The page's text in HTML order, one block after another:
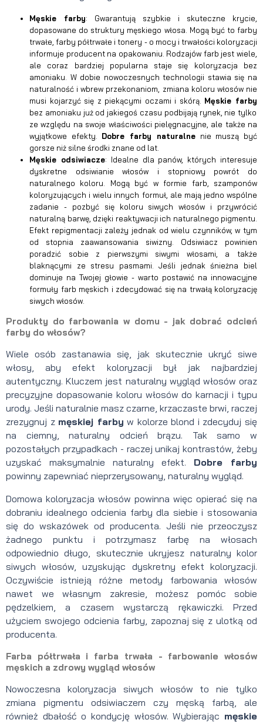
Męskie farby: Gwarantują szybkie i skuteczne krycie,
dopasowane do struktury męskiego włosa. Mogą być to farby
trwałe, farby półtrwałe i tonery - o mocy i trwałości koloryzacji
informuje producent na opakowaniu. Rodzajów farb jest wiele,
ale coraz bardziej popularna staje się koloryzacja bez
amoniaku. W dobie nowoczesnych technologii stawia się na
naturalność i wbrew przekonaniom, zmiana koloru włosów nie
musi kojarzyć się z piekącymi oczami i skórą. Męskie farby
bez amoniaku już od jakiegoś czasu podbijają rynek, nie tylko
ze względu na swoje właściwości pielęgnacyjne, ale także na
wyjątkowe efekty. Dobre farby naturalnenie muszą być
gorsze niż silne środki znane od lat.
Męskie odsiwiacze: Idealne dla panów, których interesuje
dyskretne odsiwianie włosów i stopniowy powrót do
naturalnego koloru. Mogą być w formie farb, szamponów
koloryzujących i wielu innych formuł, ale mają jedno wspólne
zadanie - pozbyć się koloru siwych włosów i przywrócić
naturalną barwę, dzięki reaktywacji ich naturalnego pigmentu.
Efekt repigmentacji zależy jednak od wielu czynników, w tym
od stopnia zaawansowania siwizny. Odsiwiacz powinien
poradzić sobie z pierwszymi siwymi włosami, a także
blaknącymi ze stresu pasmami. Jeśli jednak śnieżna biel
dominuje na Twojej głowie - warto postawić na innowacyjne
formuły farb męskich i zdecydować się na trwałą koloryzację
siwych włosów.
Produkty do farbowania w domu - jak dobrać odcień
farby do włosów?
Wiele osób zastanawia się, jak skutecznie ukryć siwe
włosy, aby efekt koloryzacji był jak najbardziej
autentyczny. Kluczem jest naturalny wygląd włosów oraz
precyzyjne dopasowanie koloru włosów do karnacji i typu
urody. Jeśli naturalnie masz czarne, krzaczaste brwi, raczej
zrezygnuj z męskiej farby w kolorze blond i zdecyduj się
na ciemny, naturalny odcień brązu. Tak samo w
pozostałych przypadkach - raczej unikaj kontrastów, żeby
uzyskać maksymalnie naturalny efekt. Dobre farby
powinny zapewniać nieprzerysowany, naturalny wygląd.
Domowa koloryzacja włosów powinna więc opierać się na
dobraniu idealnego odcienia farby dla siebie i stosowania
się do wskazówek od producenta. Jeśli nie przeoczysz
żadnego punktu i potrzymasz farbę na włosach
odpowiednio długo, skutecznie ukryjesz naturalny kolor
siwych włosów, uzyskując dyskretny efekt koloryzacji.
Oczywiście istnieją różne metody farbowania włosów
nawet we własnym zakresie, możesz pomóc sobie
pędzelkiem, a czasem wystarczą rękawiczki. Przed
użyciem swojego odcienia farby, zapoznaj się z ulotką od
producenta.
Farba półtrwała i farba trwała - farbowanie włosów
męskich a zdrowy wygląd włosów
Nowoczesna koloryzacja siwych włosów to nie tylko
zmiana pigmentu odsiwiaczem czy męską farbą, ale
również dbałość o kondycję włosów. Wybierając męskie